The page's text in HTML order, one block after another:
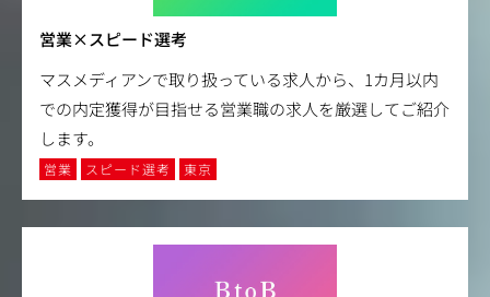
営業×スピード選考
マスメディアンで取り扱っている求人から、1カ月以内
での内定獲得が目指せる営業職の求人を厳選してご紹介
します。
営業 スピード選考 東京